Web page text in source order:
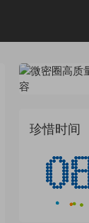
珍惜时间